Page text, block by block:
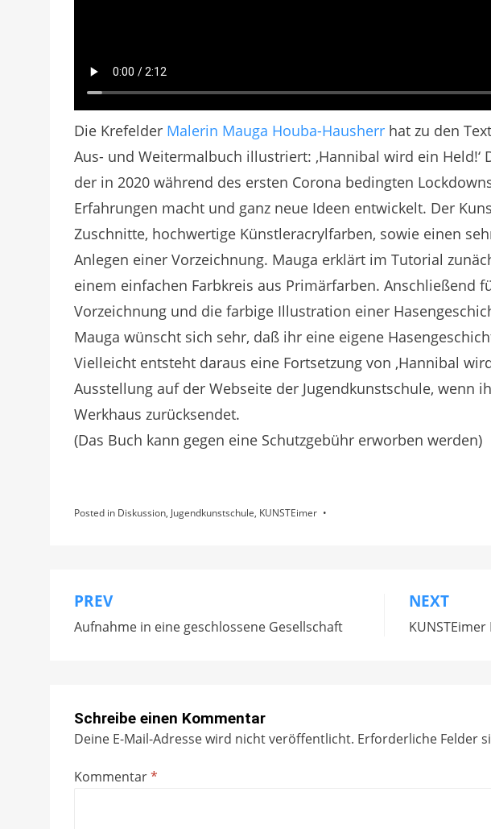
Die Krefelder Malerin Mauga Houba-Hausherr hat zu den
Aus- und Weitermalbuch illustriert: ‚Hannibal wird ein Held!‘
der in 2020 während des ersten Corona bedingten
Erfahrungen macht und ganz neue Ideen entwickelt. Der
Zuschnitte, hochwertige Künstleracrylfarben, sowie einen
Anlegen einer Vorzeichnung. Mauga erklärt im Tutorial
einem einfachen Farbkreis aus Primärfarben. Anschließend
Vorzeichnung und die farbige Illustration einer
Mauga wünscht sich sehr, daß ihr eine eigene
Vielleicht entsteht daraus eine Fortsetzung von ‚Hannibal
Ausstellung auf der Webseite der Jugendkunstschule, wenn
Werkhaus zurücksendet.
(Das Buch kann gegen eine Schutzgebühr erworben werden)
Posted in Diskussion, Jugendkunstschule, KUNSTEimer
Beitragsnavigation
PREV
Aufnahme in eine geschlossene Gesellschaft
NEXT
Schreibe einen Kommentar
Deine E-Mail-Adresse wird nicht veröffentlicht. Erforderliche Felder
Kommentar*